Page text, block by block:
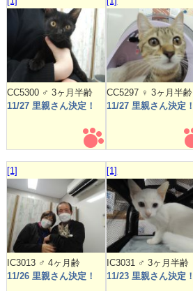
CC5300 ♂ 3ヶ月半齢
11/27 里親さん決定！
CC5297 ♀ 3ヶ月半齢
11/27 里親さん決定！
[1]
IC3013 ♂ 4ヶ月齢
11/26 里親さん決定！
[1]
IC3031 ♂ 3ヶ月半齢
11/23 里親さん決定！